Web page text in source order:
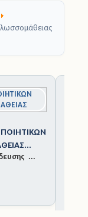
2025